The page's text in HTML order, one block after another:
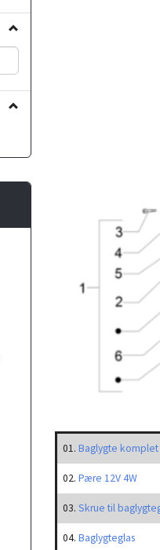
01. Baglygte komplet
02. Pære 12V 4W
03. Skrue til
04. Baglygteglas